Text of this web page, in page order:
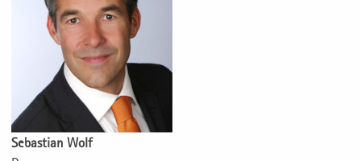
Sebastian Wolf